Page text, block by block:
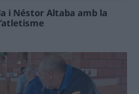
i Néstor Altaba amb la